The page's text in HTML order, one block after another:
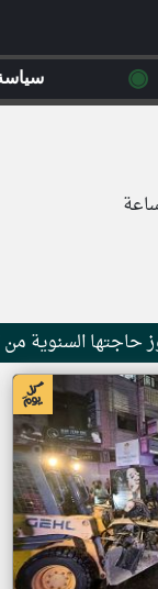
السنوية من القمح
◉